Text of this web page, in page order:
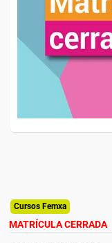
Cursos Femxa
MATRÍCULA CERRADA